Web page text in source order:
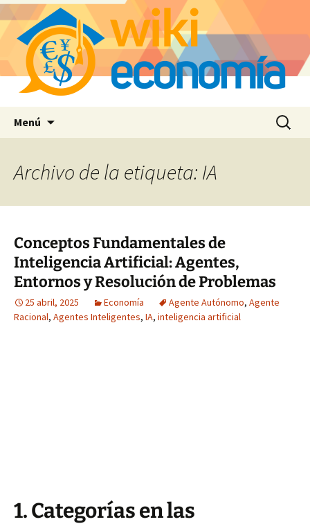
Menú Buscar:
Archivo de la etiqueta: IA
Conceptos Fundamentales de
Inteligencia Artificial: Agentes,
Entornos y Resolución de Problemas
25 abril, 2025 Economía Agente Autónomo, Agente
Racional, Agentes Inteligentes, IA, inteligencia artificial
1. Categorías en las